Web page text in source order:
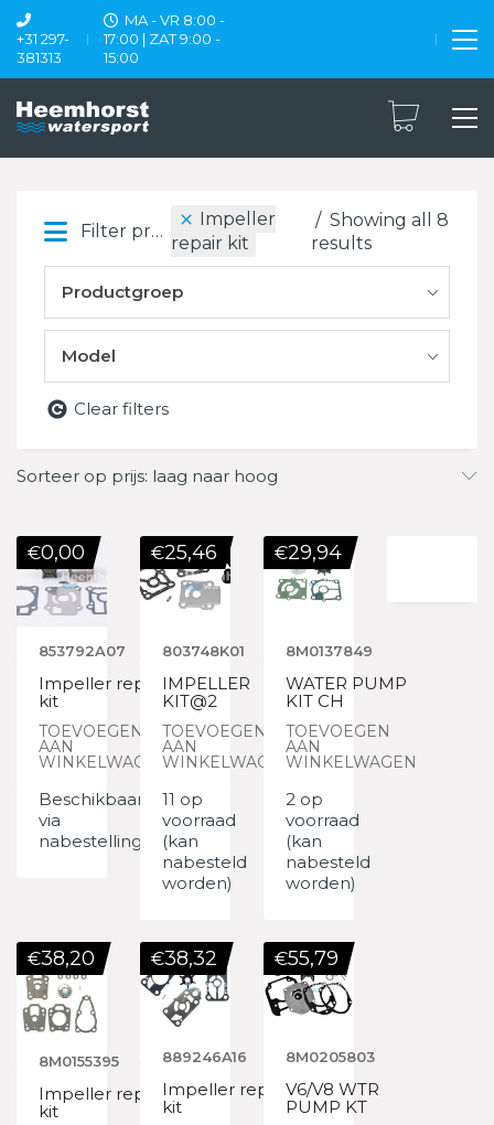
+31 297-
381313
MA - VR 8:00 -
17:00 | ZAT 9:00 -
15:00
Filter products
Impeller
repair kit
Showing all 8
results
Productgroep
Model
Clear filters
Sorteer op prijs: laag naar hoog
853792A07
Impeller repair
kit
TOEVOEGEN
AAN
WINKELWAGEN
€0,00
Beschikbaar
via
nabestelling
803748K01
IMPELLER
KIT@2
TOEVOEGEN
AAN
WINKELWAGEN
€25,46
11 op
voorraad
(kan
nabesteld
worden)
8M0137849
WATER PUMP
KIT CH
TOEVOEGEN
AAN
WINKELWAGEN
€29,94
2 op
voorraad
(kan
nabesteld
worden)
8M0155395
Impeller repair
kit
€38,20
889246A16
Impeller repair
kit
€38,32
8M0205803
V6/V8 WTR
PUMP KT
€55,79